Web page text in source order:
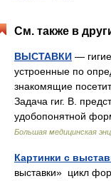
См. также в
ВЫСТАВКИ —
устроенные по
знакомящие
Задача гиг. В.
удобопонятной
Большая медицинская
Картинки с
выставки» цикл